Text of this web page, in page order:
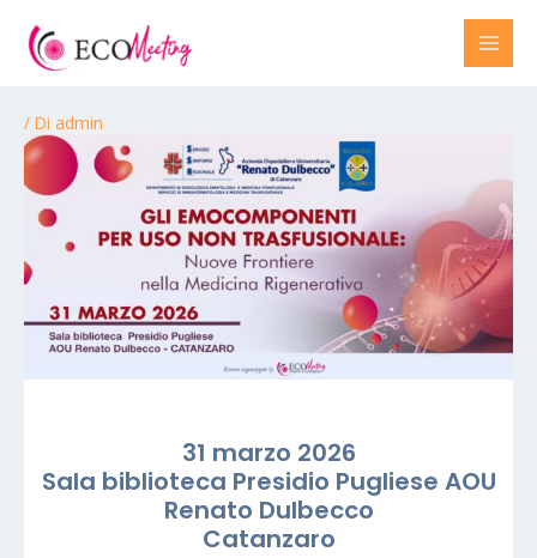
/ Di admin
31 marzo 2026
Sala biblioteca Presidio Pugliese AOU
Renato Dulbecco
Catanzaro